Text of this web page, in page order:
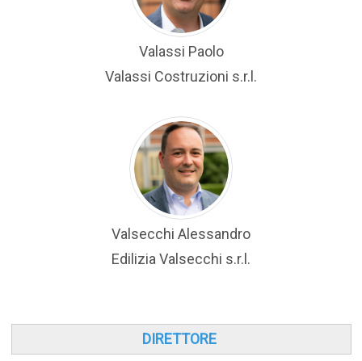
Valassi Paolo
Valassi Costruzioni s.r.l.
Valsecchi Alessandro
Edilizia Valsecchi s.r.l.
DIRETTORE